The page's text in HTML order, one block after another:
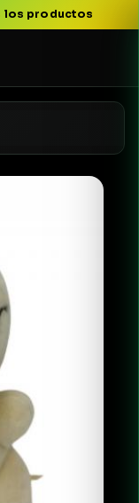
los productos